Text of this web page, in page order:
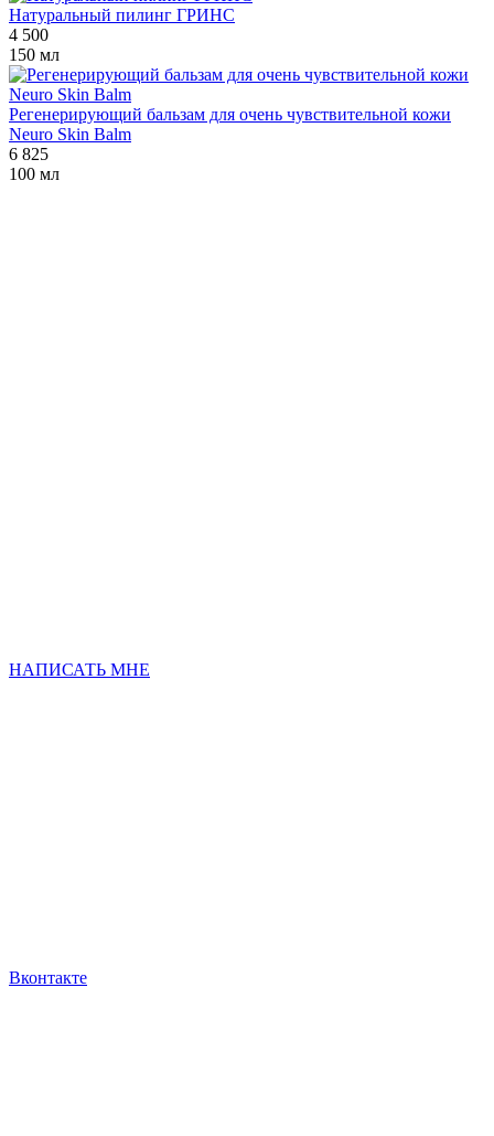
Натуральный пилинг ГРИНС
4 500
150 мл
Регенерирующий бальзам для очень чувствительной кожи
Neuro Skin Balm
6 825
100 мл
НАПИСАТЬ МНЕ
Вконтакте